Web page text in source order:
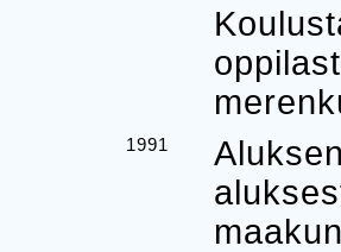
1991